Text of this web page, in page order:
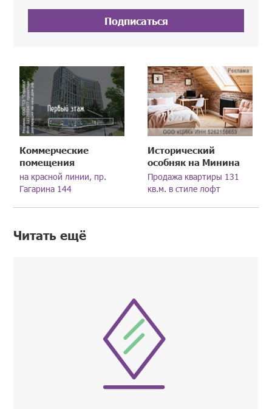
Подписаться
Коммерческие
помещения
на красной линии, пр.
Гагарина 144
Исторический
особняк на Минина
Продажа квартиры 131
кв.м. в стиле лофт
Читать ещё